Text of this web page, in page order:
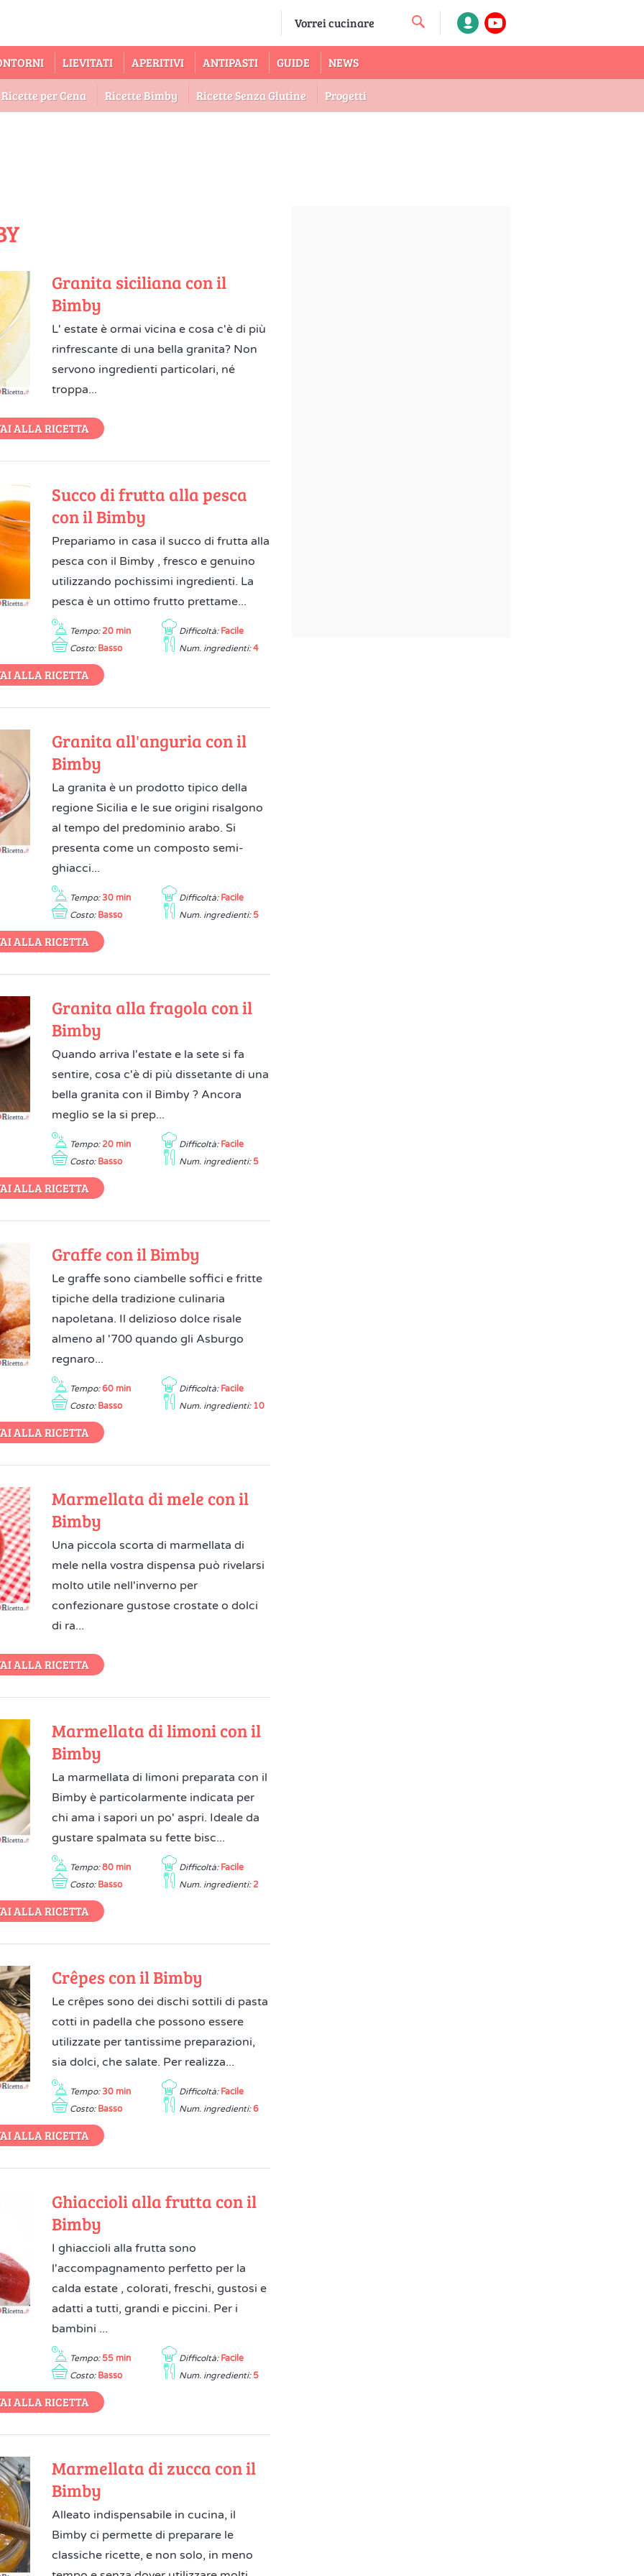
LIEVITATI APERITIVI ANTIPASTI GUIDE NEWS
Ricette per Cena Ricette Bimby Ricette Senza Glutine Progetti
Granita siciliana con il
Bimby
L' estate è ormai vicina e cosa c'è di più
rinfrescante di una bella granita? Non
servono ingredienti particolari, né
troppa...
ALLA RICETTA
Succo di frutta alla pesca
con il Bimby
Prepariamo in casa il succo di frutta alla
pesca con il Bimby , fresco e genuino
utilizzando pochissimi ingredienti. La
pesca è un ottimo frutto prettame...
Tempo: 20 min Difficoltà: Facile
Costo: Basso Num. ingredienti: 4
ALLA RICETTA
Granita all'anguria con il
Bimby
La granita è un prodotto tipico della
regione Sicilia e le sue origini risalgono
al tempo del predominio arabo. Si
presenta come un composto semi-
ghiacci...
Tempo: 30 min Difficoltà: Facile
Costo: Basso Num. ingredienti: 5
ALLA RICETTA
Granita alla fragola con il
Bimby
Quando arriva l'estate e la sete si fa
sentire, cosa c'è di più dissetante di una
bella granita con il Bimby ? Ancora
meglio se la si prep...
Tempo: 20 min Difficoltà: Facile
Costo: Basso Num. ingredienti: 5
ALLA RICETTA
Graffe con il Bimby
Le graffe sono ciambelle soffici e fritte
tipiche della tradizione culinaria
napoletana. Il delizioso dolce risale
almeno al '700 quando gli Asburgo
regnaro...
Tempo: 60 min Difficoltà: Facile
Costo: Basso Num. ingredienti: 10
ALLA RICETTA
Marmellata di mele con il
Bimby
Una piccola scorta di marmellata di
mele nella vostra dispensa può rivelarsi
molto utile nell'inverno per
confezionare gustose crostate o dolci
di ra...
ALLA RICETTA
Marmellata di limoni con il
Bimby
La marmellata di limoni preparata con il
Bimby è particolarmente indicata per
chi ama i sapori un po' aspri. Ideale da
gustare spalmata su fette bisc...
Tempo: 80 min Difficoltà: Facile
Costo: Basso Num. ingredienti: 2
ALLA RICETTA
Crêpes con il Bimby
Le crêpes sono dei dischi sottili di pasta
cotti in padella che possono essere
utilizzate per tantissime preparazioni,
sia dolci, che salate. Per realizza...
Tempo: 30 min Difficoltà: Facile
Costo: Basso Num. ingredienti: 6
ALLA RICETTA
Ghiaccioli alla frutta con il
Bimby
I ghiaccioli alla frutta sono
l'accompagnamento perfetto per la
calda estate , colorati, freschi, gustosi e
adatti a tutti, grandi e piccini. Per i
bambini ...
Tempo: 55 min Difficoltà: Facile
Costo: Basso Num. ingredienti: 5
ALLA RICETTA
Marmellata di zucca con il
Bimby
Alleato indispensabile in cucina, il
Bimby ci permette di preparare le
classiche ricette, e non solo, in meno